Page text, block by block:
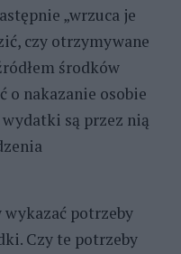
„wrzuca je
czy otrzymywane
środków
o nakazanie osobie
wydatki są przez nią
potrzeby
Czy te potrzeby